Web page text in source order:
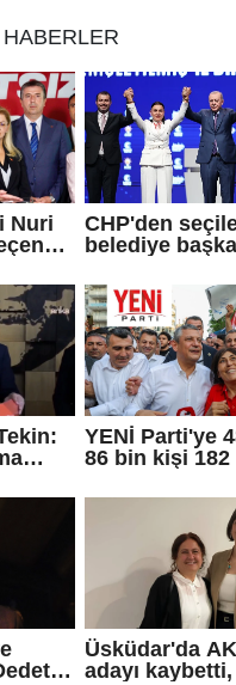
HABERLER
Nuri
CHP'den
belediye
YENİ Parti'ye
86 bin kişi
Üsküdar'da
adayı kaybetti,